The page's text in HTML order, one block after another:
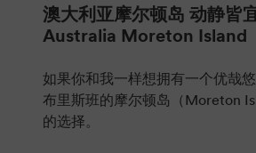
澳大利亚摩尔顿岛 动静皆
Australia Moreton Island
如果你和我一样想拥有一个优哉
布里斯班的摩尔顿岛（Moreton
的选择。